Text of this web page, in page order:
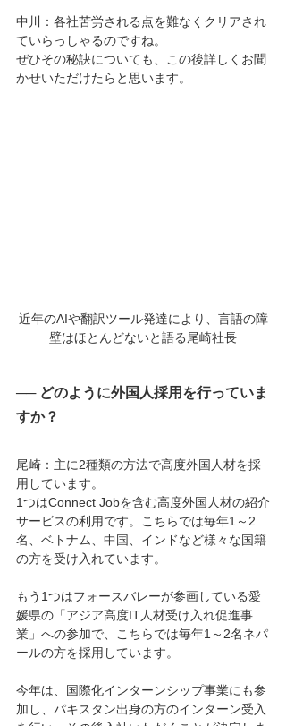
中川：各社苦労される点を難なくクリアされ
ていらっしゃるのですね。
ぜひその秘訣についても、この後詳しくお聞
かせいただけたらと思います。
近年のAIや翻訳ツール発達により、言語の障
壁はほとんどないと語る尾崎社長
── どのように外国人採用を行っていま
すか？
尾崎：主に2種類の方法で高度外国人材を採
用しています。
1つはConnect Jobを含む高度外国人材の紹介
サービスの利用です。こちらでは毎年1～2
名、ベトナム、中国、インドなど様々な国籍
の方を受け入れています。
もう1つはフォースバレーが参画している愛
媛県の「アジア高度IT人材受け入れ促進事
業」への参加で、こちらでは毎年1～2名ネパ
ールの方を採用しています。
今年は、国際化インターンシップ事業にも参
加し、パキスタン出身の方のインターン受入